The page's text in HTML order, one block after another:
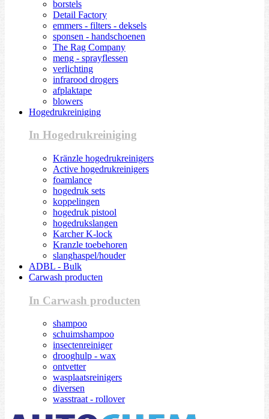
borstels
Detail Factory
emmers - filters - deksels
sponsen - handschoenen
The Rag Company
meng - sprayflessen
verlichting
infrarood drogers
afplaktape
blowers
Hogedrukreiniging
In Hogedrukreiniging
Kränzle hogedrukreinigers
Active hogedrukreinigers
foamlance
hogedruk sets
koppelingen
hogedruk pistool
hogedrukslangen
Karcher K-lock
Kranzle toebehoren
slanghaspel/houder
ADBL - Bulk
Carwash producten
In Carwash producten
shampoo
schuimshampoo
insectenreiniger
drooghulp - wax
ontvetter
wasplaatsreinigers
diversen
wasstraat - rollover